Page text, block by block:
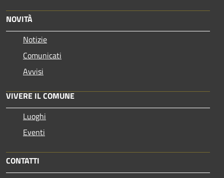
NOVITÀ
Notizie
Comunicati
Avvisi
VIVERE IL COMUNE
Luoghi
Eventi
CONTATTI